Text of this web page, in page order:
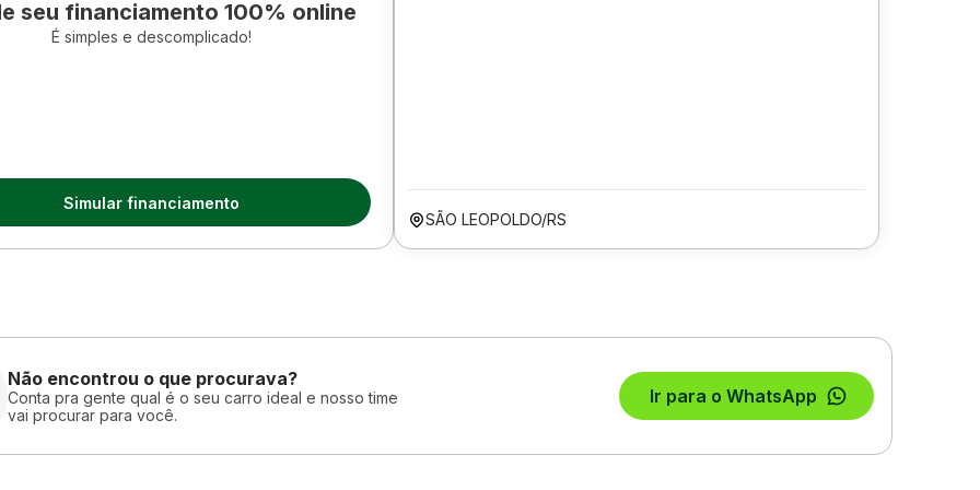
seu financiamento 100% online
É simples e descomplicado!
Simular financiamento
SÃO LEOPOLDO/RS
Não encontrou o que procurava?
Conta pra gente qual é o seu carro ideal e nosso time
vai procurar para você.
Ir para o WhatsApp